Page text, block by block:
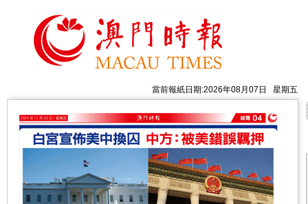
當前報紙日期:2026年08月07日 星期五